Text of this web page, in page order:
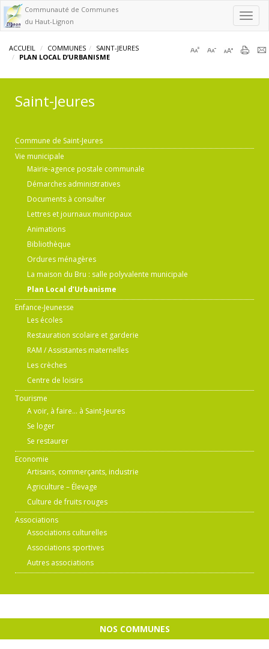
Communauté de Communes
du Haut-Lignon
ACCUEIL COMMUNES
SAINT-JEURES
PLAN LOCAL D’URBANISME
Saint-Jeures
Commune de Saint-Jeures
Vie municipale
Mairie-agence postale communale
Démarches administratives
Documents à consulter
Lettres et journaux municipaux
Animations
Bibliothèque
Ordures ménagères
La maison du Bru : salle polyvalente municipale
Plan Local d’Urbanisme
Enfance-Jeunesse
Les écoles
Restauration scolaire et garderie
RAM / Assistantes maternelles
Les crèches
Centre de loisirs
Tourisme
A voir, à faire… à Saint-Jeures
Se loger
Se restaurer
Economie
Artisans, commerçants, industrie
Agriculture – Élevage
Culture de fruits rouges
Associations
Associations culturelles
Associations sportives
Autres associations
NOS COMMUNES